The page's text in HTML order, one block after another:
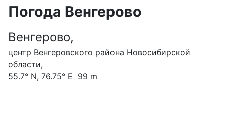
Погода Венгерово
Венгерово,
центр Венгеровского района Новосибирской
области,
55.7° N, 76.75° E 99 m